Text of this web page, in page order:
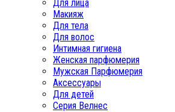
Для лица
Макияж
Для тела
Для волос
Интимная гигиена
Женская парфюмерия
Мужская Парфюмерия
Аксессуары
Для детей
Серия Велнес